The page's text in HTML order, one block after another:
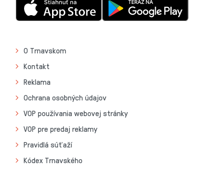
O Trnavskom
Kontakt
Reklama
Ochrana osobných údajov
VOP používania webovej stránky
VOP pre predaj reklamy
Pravidlá súťaží
Kódex Trnavského